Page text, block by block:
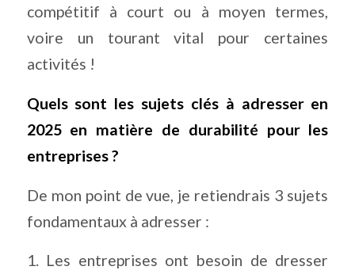
compétitif à court ou à moyen termes,
voire un tourant vital pour certaines
activités !
Quels sont les sujets clés à adresser en
2025 en matière de durabilité pour les
entreprises ?
De mon point de vue, je retiendrais 3 sujets
fondamentaux à adresser :
1. Les entreprises ont besoin de dresser